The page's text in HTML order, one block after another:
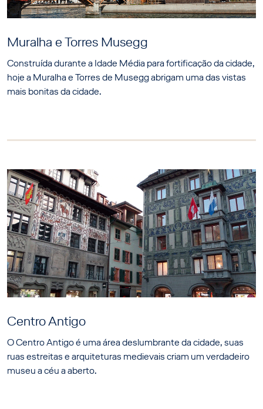
Muralha e Torres Musegg
Construída durante a Idade Média para fortificação da cidade,
hoje a Muralha e Torres de Musegg abrigam uma das vistas
mais bonitas da cidade.
Centro Antigo
O Centro Antigo é uma área deslumbrante da cidade, suas
ruas estreitas e arquiteturas medievais criam um verdadeiro
museu a céu a aberto.